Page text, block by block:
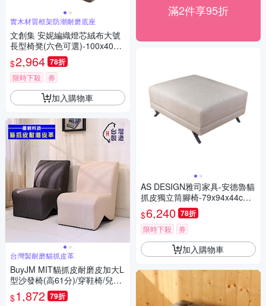
實木材質框架防潮耐磨底座
文創集 安妮編織燈芯絨布大號
長型椅凳(六色可選)-100x40x4
0cm免組
$2,964 78折
限時下殺 券
加入購物車
台灣製耐磨貓抓皮革
BuyJM MIT貓抓皮耐磨皮加大L
型沙發椅(高61分)/穿鞋椅/兒童
椅/兒童沙發
$1,872 79折
滿2件享95折
AS DESIGN雅司家具-安德魯貓
抓皮獨立筒腳椅-79x94x44cm
(可客製化顏色)
$6,240 78折
限時下殺 券
加入購物車